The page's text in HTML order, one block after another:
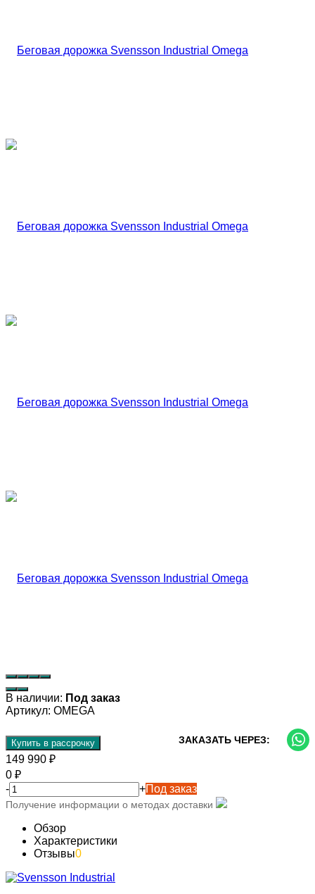
В наличии: Под заказ
Артикул: OMEGA
Купить в рассрочку ЗАКАЗАТЬ ЧЕРЕЗ:
149 990 ₽
0 ₽
-
+Под заказ
Получение информации о методах доставки
Обзор
Характеристики
Отзывы0